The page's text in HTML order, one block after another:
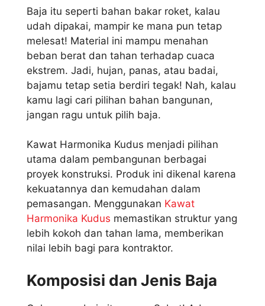
Baja itu seperti bahan bakar roket, kalau
udah dipakai, mampir ke mana pun tetap
melesat! Material ini mampu menahan
beban berat dan tahan terhadap cuaca
ekstrem. Jadi, hujan, panas, atau badai,
bajamu tetap setia berdiri tegak! Nah, kalau
kamu lagi cari pilihan bahan bangunan,
jangan ragu untuk pilih baja.
Kawat Harmonika Kudus menjadi pilihan
utama dalam pembangunan berbagai
proyek konstruksi. Produk ini dikenal karena
kekuatannya dan kemudahan dalam
pemasangan. Menggunakan Kawat
Harmonika Kudus memastikan struktur yang
lebih kokoh dan tahan lama, memberikan
nilai lebih bagi para kontraktor.
Komposisi dan Jenis Baja